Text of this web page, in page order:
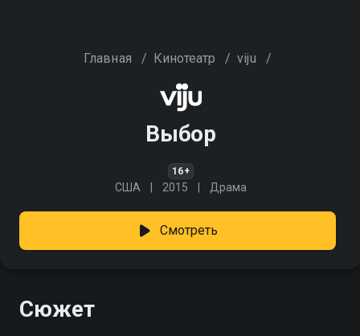
Главная / Кинотеатр / viju /
Выбор
16+
США 2015 Драма
Смотреть
Сюжет